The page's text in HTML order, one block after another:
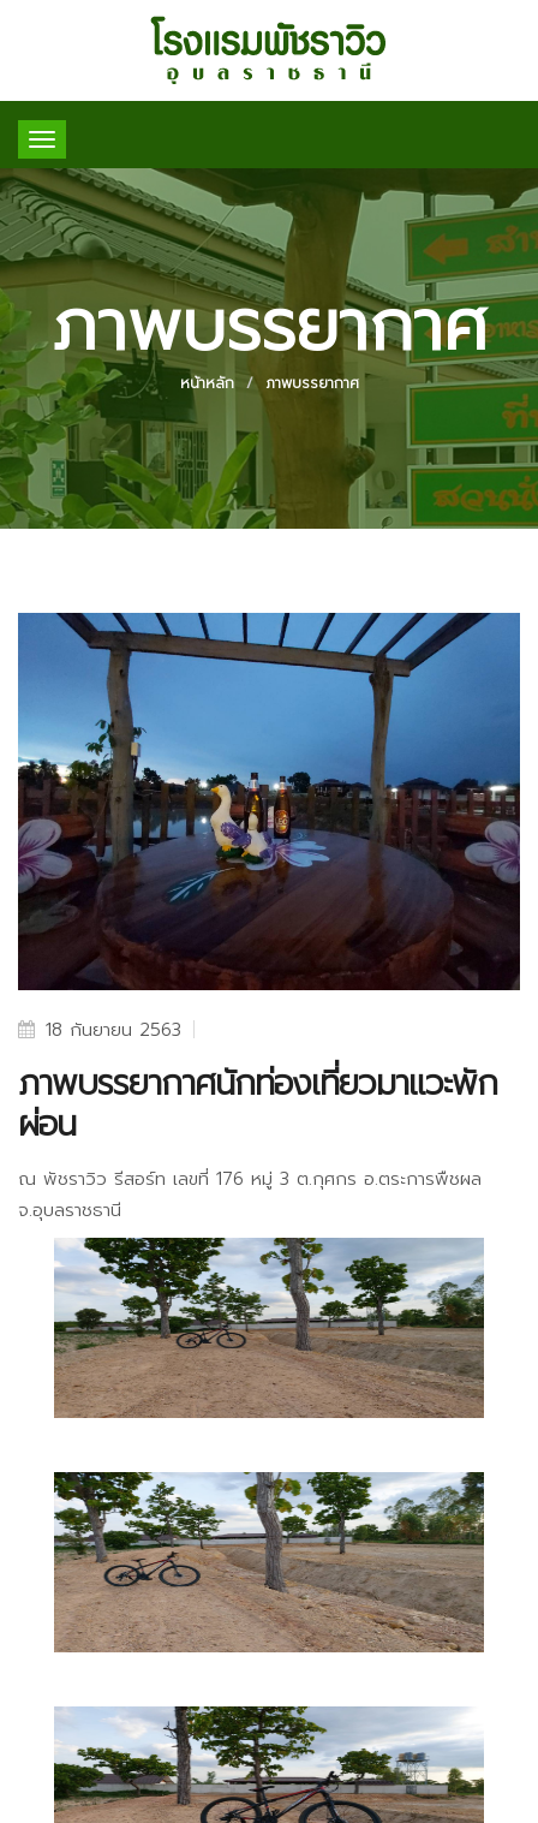
Toggle
navigation
ภาพบรรยากาศ
หน้าหลัก ภาพบรรยากาศ
18 กันยายน 2563
ภาพบรรยากาศนักท่องเที่ยวมาแวะพัก
ผ่อน
ณ พัชราวิว รีสอร์ท เลขที่ 176 หมู่ 3 ต.กุศกร อ.ตระการพืชผล
จ.อุบลราชธานี